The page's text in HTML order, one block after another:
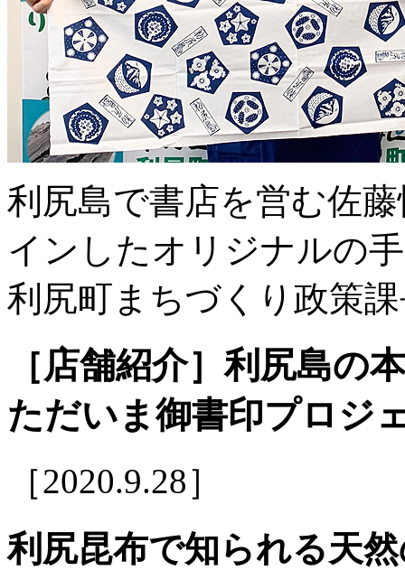
利尻島で書店を営む佐
インしたオリジナルの
利尻町まちづくり政策
［店舗紹介］利尻島の
ただいま御書印プロジ
［2020.9.28］
利尻昆布で知られる天